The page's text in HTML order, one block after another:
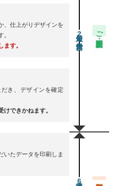
、仕上がりデザインを
す。
き、デザインを確定
できかねます。
2 ご注文・校正期間
いたデータを印刷しま
通常6営業日後出荷